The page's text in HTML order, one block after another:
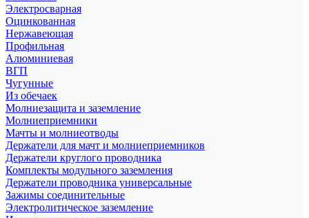
Электросварная
Оцинкованная
Нержавеющая
Профильная
Алюминиевая
ВГП
Чугунные
Из обечаек
Молниезащита и заземление
Молниеприемники
Мачты и молниеотводы
Держатели для мачт и молниеприемников
Держатели круглого проводника
Комплекты модульного заземления
Держатели проводника универсальные
Зажимы соединительные
Электролитическое заземление